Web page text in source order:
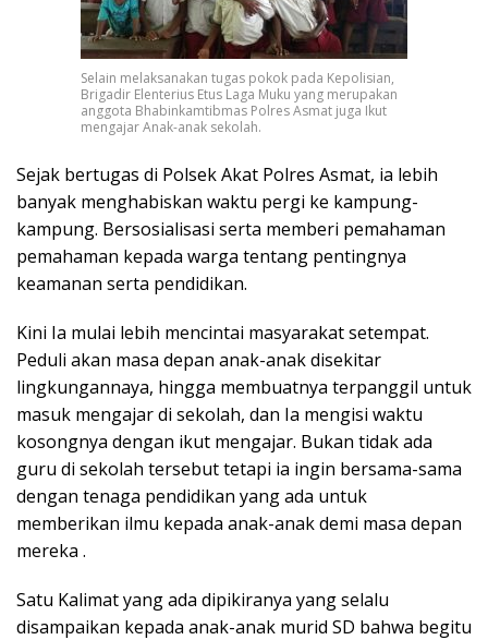
Selain melaksanakan tugas pokok pada Kepolisian,
Brigadir Elenterius Etus Laga Muku yang merupakan
anggota Bhabinkamtibmas Polres Asmat juga Ikut
mengajar Anak-anak sekolah.
Sejak bertugas di Polsek Akat Polres Asmat, ia lebih
banyak menghabiskan waktu pergi ke kampung-
kampung. Bersosialisasi serta memberi pemahaman
pemahaman kepada warga tentang pentingnya
keamanan serta pendidikan.
Kini Ia mulai lebih mencintai masyarakat setempat.
Peduli akan masa depan anak-anak disekitar
lingkungannaya, hingga membuatnya terpanggil untuk
masuk mengajar di sekolah, dan Ia mengisi waktu
kosongnya dengan ikut mengajar. Bukan tidak ada
guru di sekolah tersebut tetapi ia ingin bersama-sama
dengan tenaga pendidikan yang ada untuk
memberikan ilmu kepada anak-anak demi masa depan
mereka .
Satu Kalimat yang ada dipikiranya yang selalu
disampaikan kepada anak-anak murid SD bahwa begitu